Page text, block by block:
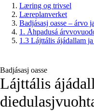
Læring og trivsel
Læreplanverket
Badjásasj oasse – árvo
1. Åhpadusá
1.3 Lájttális ájádallam
Badjásasj oasse
Lájttális